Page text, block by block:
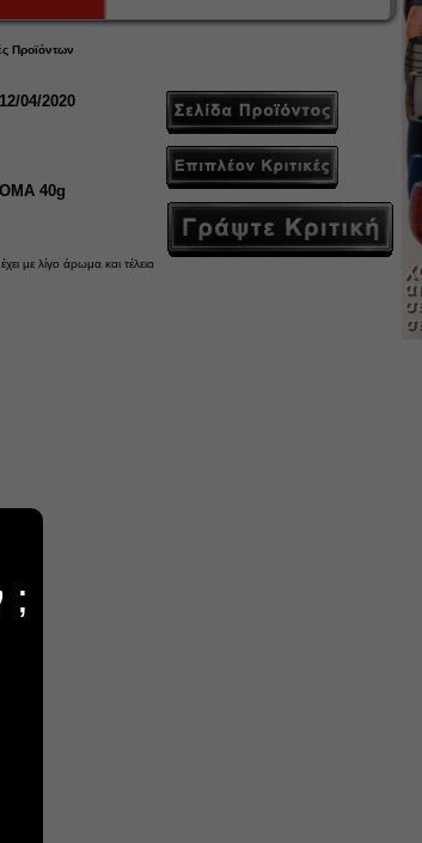
Προϊόντων
04/2020
40g
με λίγο άρωμα και τέλεια
;